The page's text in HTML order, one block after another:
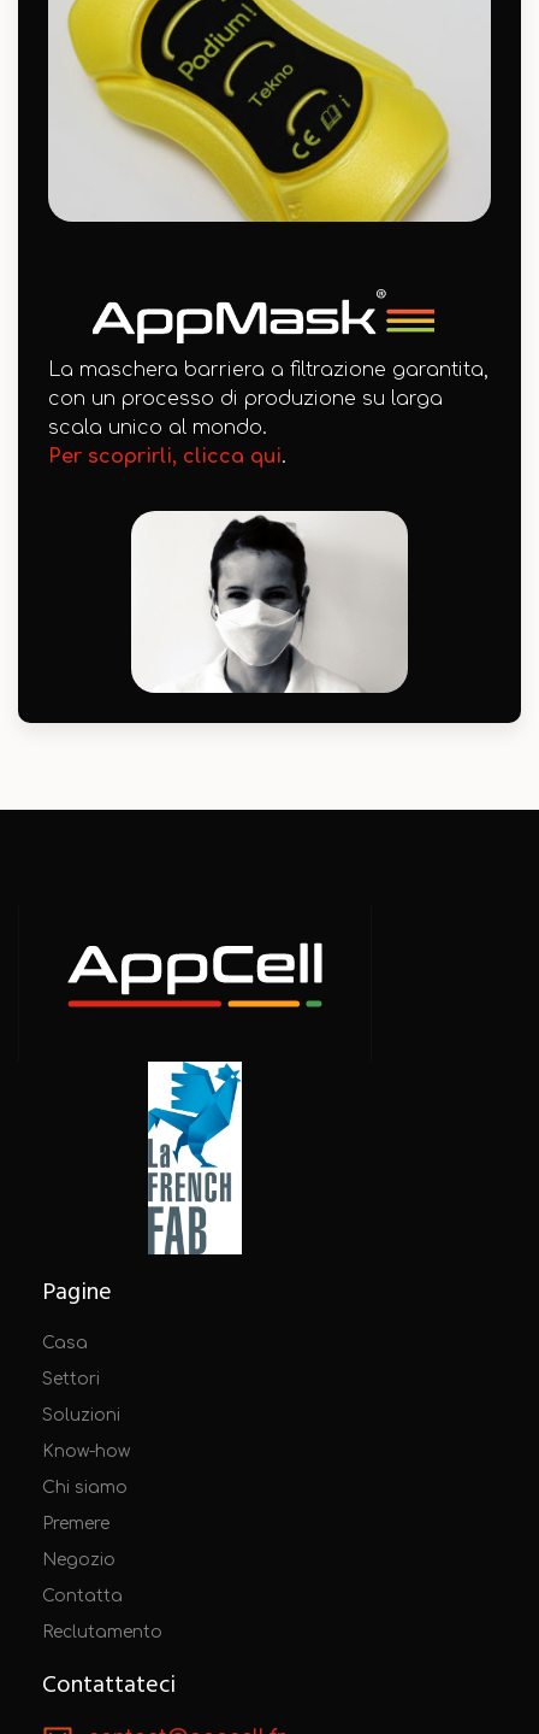
La maschera barriera a filtrazione garantita,
con un processo di produzione su larga
scala unico al mondo.
Per scoprirli, clicca qui.
Pagine
Casa
Settori
Soluzioni
Know-how
Chi siamo
Premere
Negozio
Contatta
Reclutamento
Contattateci